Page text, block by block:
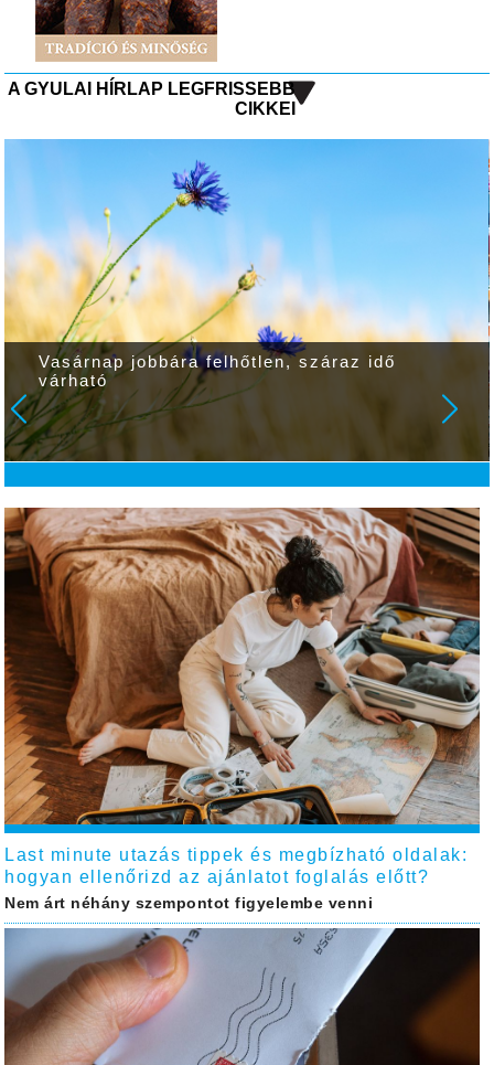
A GYULAI HÍRLAP LEGFRISSEBB
CIKKEI
Vasárnap jobbára felhőtlen, száraz idő
várható
Last minute utazás tippek és megbízható oldalak:
hogyan ellenőrizd az ajánlatot foglalás előtt?
Nem árt néhány szempontot figyelembe venni